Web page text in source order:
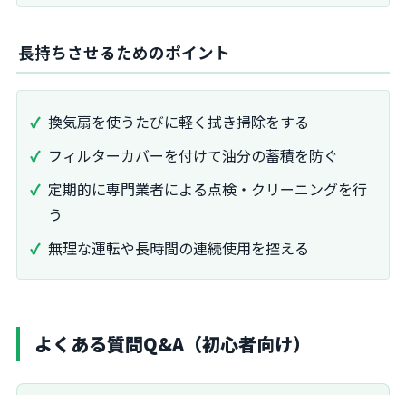
長持ちさせるためのポイント
換気扇を使うたびに軽く拭き掃除をする
フィルターカバーを付けて油分の蓄積を防ぐ
定期的に専門業者による点検・クリーニングを行
う
無理な運転や長時間の連続使用を控える
よくある質問Q&A（初心者向け）